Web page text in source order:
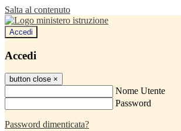
Salta al contenuto
Accedi
Accedi
button close ×
Nome Utente
Password
Password dimenticata?